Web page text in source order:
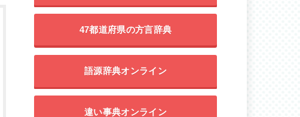
47都道府県の方言辞典
語源辞典オンライン
違い事典オンライン